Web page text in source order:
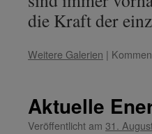
die Kraft der
Weitere Galerien |
Aktuelle
Veröffentlicht am 31.